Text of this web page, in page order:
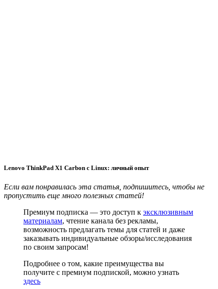
Lenovo ThinkPad X1 Carbon с Linux: личный опыт
Если вам понравилась эта статья, подпишитесь, чтобы не
пропустить еще много полезных статей!
Премиум подписка — это доступ к эксклюзивным
материалам, чтение канала без рекламы,
возможность предлагать темы для статей и даже
заказывать индивидуальные обзоры/исследования
по своим запросам!
Подробнее о том, какие преимущества вы
получите с премиум подпиской, можно узнать
здесь